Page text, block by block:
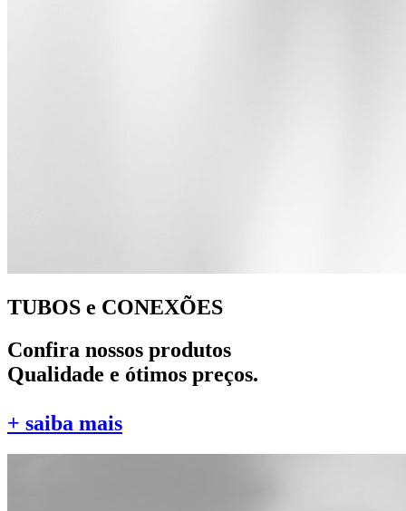
TUBOS e CONEXÕES
Confira nossos produtos
Qualidade e ótimos preços.
+ saiba mais